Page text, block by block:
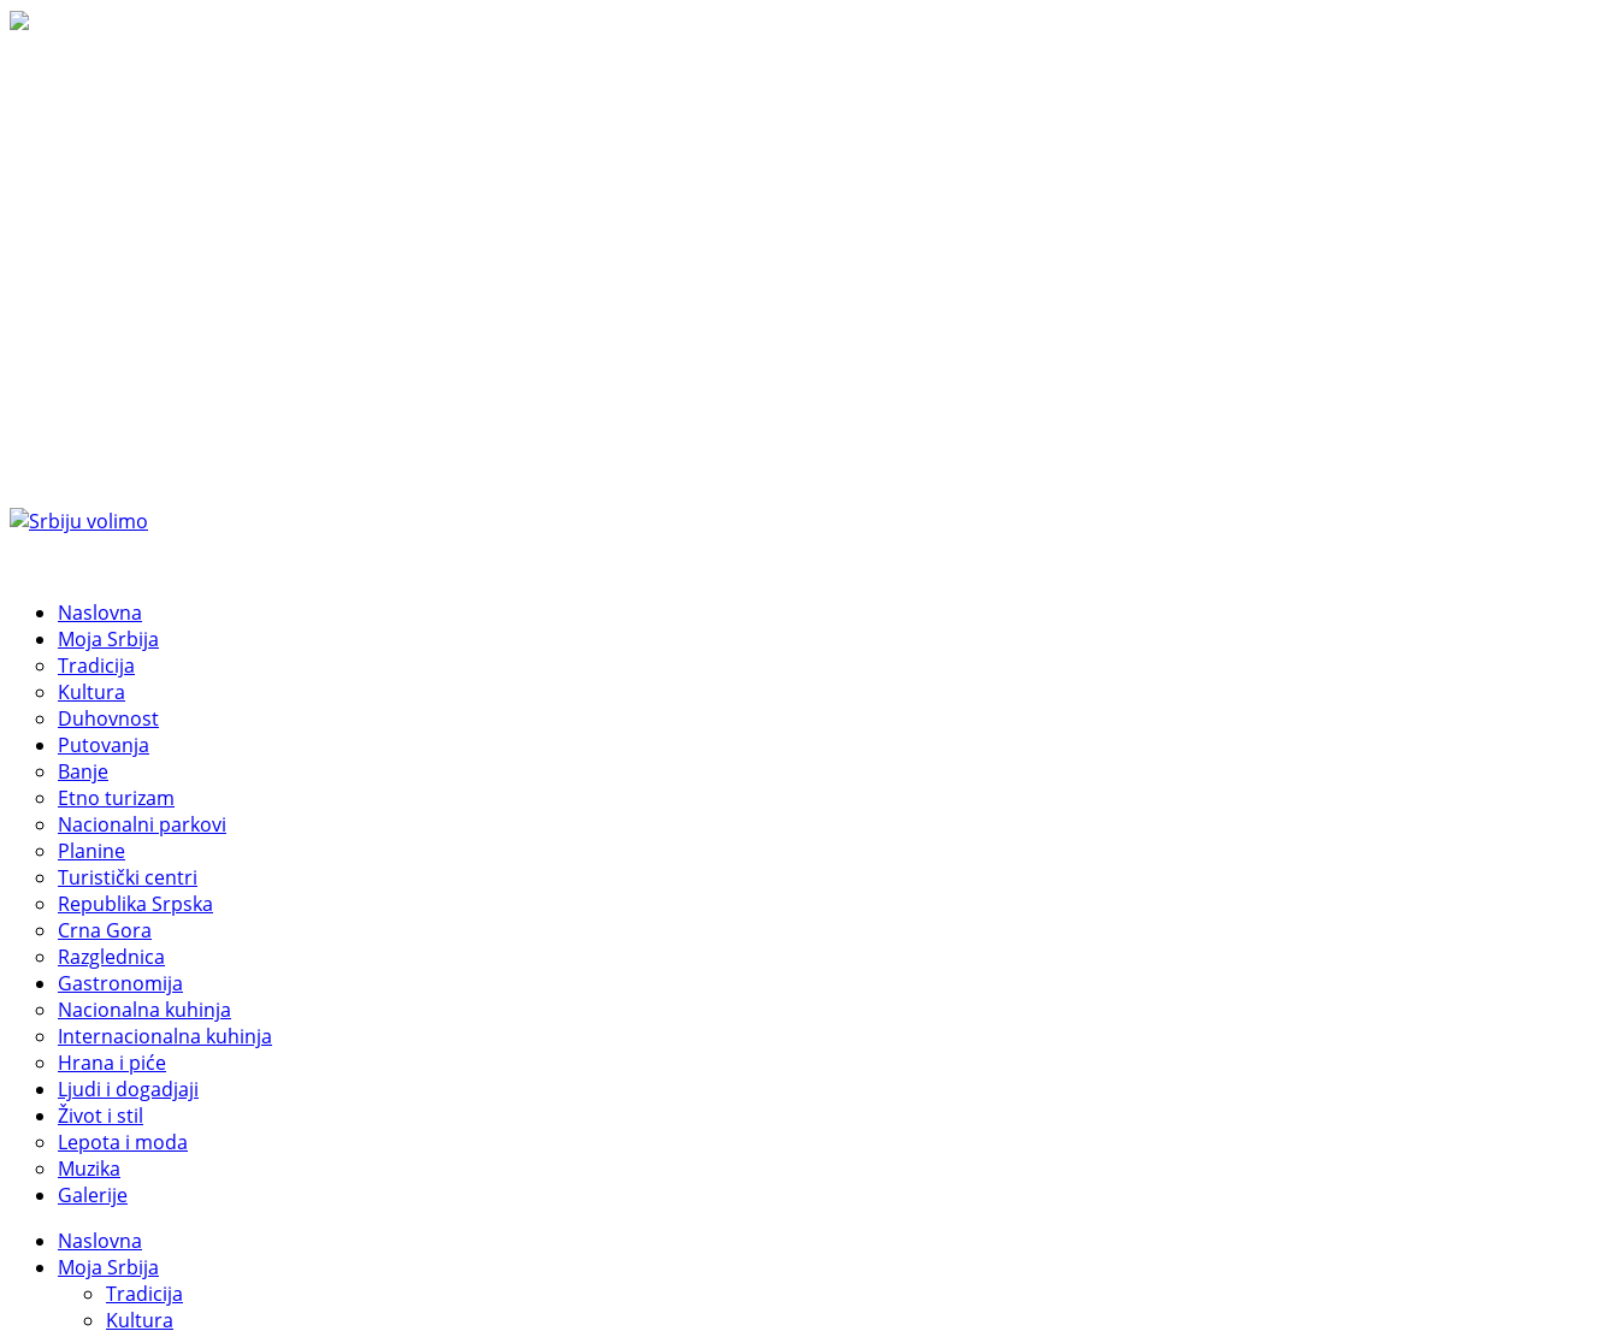
Naslovna
Moja Srbija
Tradicija
Kultura
Duhovnost
Putovanja
Banje
Etno turizam
Nacionalni parkovi
Planine
Turistički centri
Republika Srpska
Crna Gora
Razglednica
Gastronomija
Nacionalna kuhinja
Internacionalna kuhinja
Hrana i piće
Ljudi i dogadjaji
Život i stil
Lepota i moda
Muzika
Galerije
Naslovna
Moja Srbija
Tradicija
Kultura